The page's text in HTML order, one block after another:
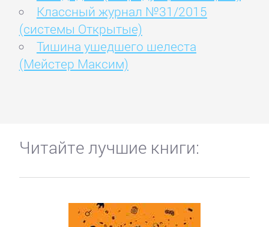
Классный журнал №31/2015
(системы Открытые)
Тишина ушедшего шелеста
(Мейстер Максим)
Читайте лучшие книги: